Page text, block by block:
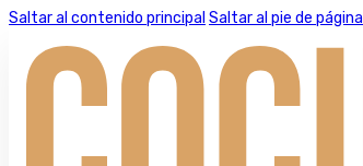
Saltar al contenido principal Saltar al pie de página